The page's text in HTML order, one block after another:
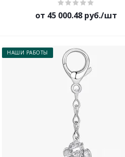
от 45 000.48 руб./шт
НАШИ РАБОТЫ